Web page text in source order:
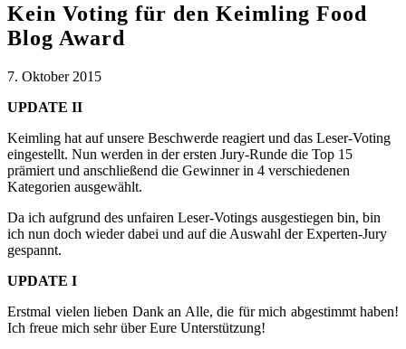
Kein Voting für den Keimling Food
Blog Award
7. Oktober 2015
UPDATE II
Keimling hat auf unsere Beschwerde reagiert und das Leser-Voting
eingestellt. Nun werden in der ersten Jury-Runde die Top 15
prämiert und anschließend die Gewinner in 4 verschiedenen
Kategorien ausgewählt.
Da ich aufgrund des unfairen Leser-Votings ausgestiegen bin, bin
ich nun doch wieder dabei und auf die Auswahl der Experten-Jury
gespannt.
UPDATE I
Erstmal vielen lieben Dank an Alle, die für mich abgestimmt haben!
Ich freue mich sehr über Eure Unterstützung!